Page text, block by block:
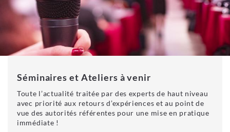
Séminaires et Ateliers à venir
Toute l’actualité traitée par des experts de haut niveau
avec priorité aux retours d’expériences et au point de
vue des autorités référentes pour une mise en pratique
immédiate !